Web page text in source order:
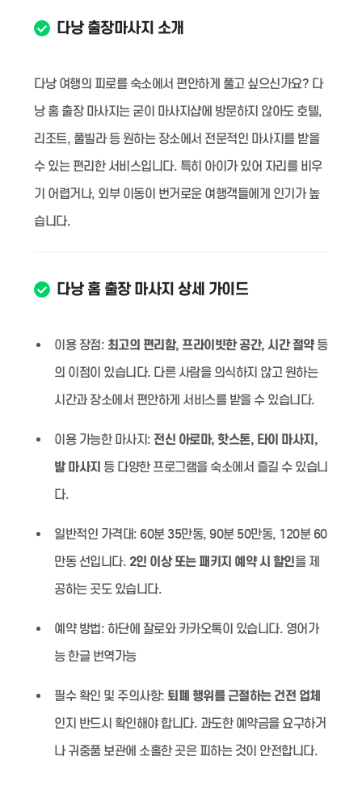
다낭 출장마사지 소개
다낭 여행의 피로를 숙소에서 편안하게 풀고 싶으신가요? 다
낭 홈 출장 마사지는 굳이 마사지샵에 방문하지 않아도 호텔,
리조트, 풀빌라 등 원하는 장소에서 전문적인 마사지를 받을
수 있는 편리한 서비스입니다. 특히 아이가 있어 자리를 비우
기 어렵거나, 외부 이동이 번거로운 여행객들에게 인기가 높
습니다.
다낭 홈 출장 마사지 상세 가이드
이용 장점: 최고의 편리함, 프라이빗한 공간, 시간 절약등
의 이점이 있습니다. 다른 사람을 의식하지 않고 원하는
시간과 장소에서 편안하게 서비스를 받을 수 있습니다.
이용 가능한 마사지: 전신 아로마, 핫스톤, 타이 마사지,
발 마사지 등 다양한 프로그램을 숙소에서 즐길 수 있습니
다.
일반적인 가격대: 60분 35만동, 90분 50만동, 120분 60
만동 선입니다. 2인 이상 또는 패키지 예약 시 할인을 제
공하는 곳도 있습니다.
예약 방법: 하단에 잘로와 카카오톡이 있습니다. 영어가
능 한글 번역가능
필수 확인 및 주의사항: 퇴폐 행위를 근절하는 건전 업체
인지 반드시 확인해야 합니다. 과도한 예약금을 요구하거
나 귀중품 보관에 소홀한 곳은 피하는 것이 안전합니다.